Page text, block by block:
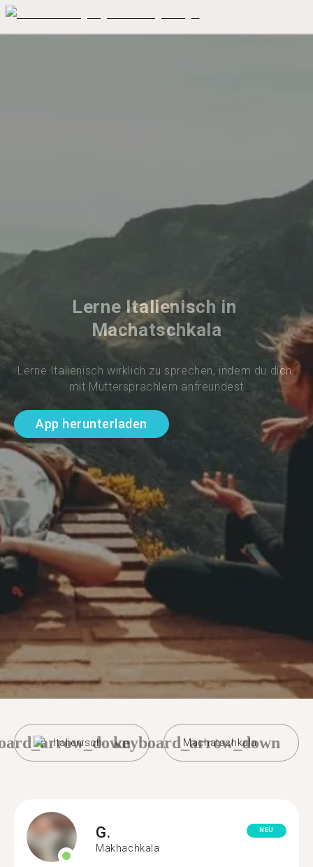
Lerne Italienisch in
Machatschkala
Lerne Italienisch wirklich zu sprechen, indem du dich
mit Muttersprachlern anfreundest
App herunterladen
Italienisch Machatschkala
keyboard_arrow_down
G.
Makhachkala
NEU